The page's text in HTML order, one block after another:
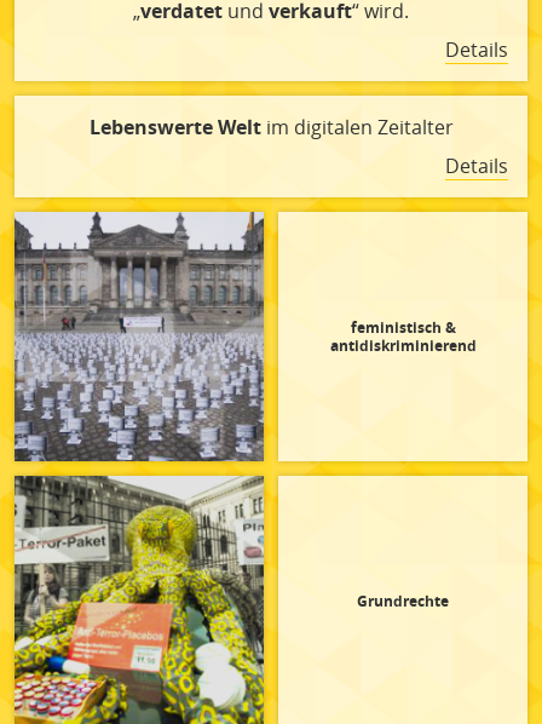
„verdatet und verkauft“ wird.
Details
Lebenswerte Weltim digitalen Zeitalter
Details
feministisch &
antidiskriminierend
Grundrechte